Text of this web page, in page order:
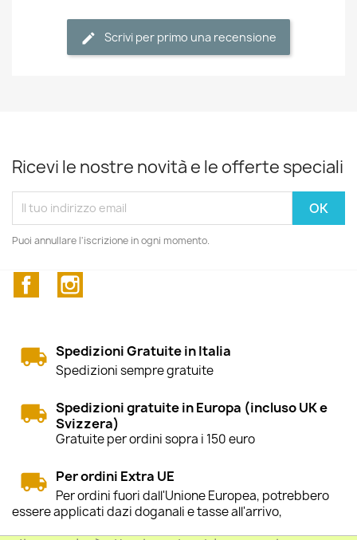
Scrivi per primo una recensione
Ricevi le nostre novità e le offerte speciali
Puoi annullare l'iscrizione in ogni momento.
Facebook
Spedizioni Gratuite in Italia
Spedizioni sempre gratuite
Spedizioni gratuite in Europa (incluso UK e
Svizzera)
Gratuite per ordini sopra i 150 euro
Per ordini Extra UE
Per ordini fuori dall'Unione Europea, potrebbero
essere applicati dazi doganali e tasse all'arrivo,